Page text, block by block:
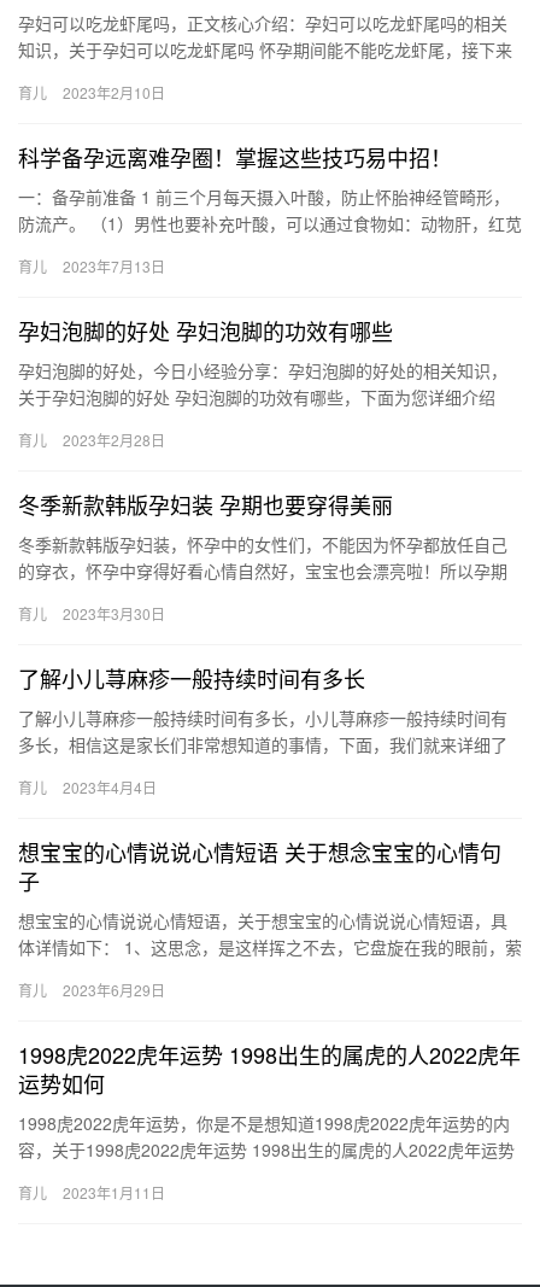
孕妇可以吃龙虾尾吗，正文核心介绍：孕妇可以吃龙虾尾吗的相关
知识，关于孕妇可以吃龙虾尾吗 怀孕期间能不能吃龙虾尾，接下来
妇…
育儿 2023年2月10日
科学备孕远离难孕圈！掌握这些技巧易中招！
一：备孕前准备 1 前三个月每天摄入叶酸，防止怀胎神经管畸形，
防流产。 （1）男性也要补充叶酸，可以通过食物如：动物肝，红苋
育儿 2023年7月13日
孕妇泡脚的好处 孕妇泡脚的功效有哪些
孕妇泡脚的好处，今日小经验分享：孕妇泡脚的好处的相关知识，
关于孕妇泡脚的好处 孕妇泡脚的功效有哪些，下面为您详细介绍
脚…
育儿 2023年2月28日
冬季新款韩版孕妇装 孕期也要穿得美丽
冬季新款韩版孕妇装，怀孕中的女性们，不能因为怀孕都放任自己
的穿衣，怀孕中穿得好看心情自然好，宝宝也会漂亮啦！所以孕期
所…
育儿 2023年3月30日
了解小儿荨麻疹一般持续时间有多长
了解小儿荨麻疹一般持续时间有多长，小儿荨麻疹一般持续时间有
多长，相信这是家长们非常想知道的事情，下面，我们就来详细了
家…
育儿 2023年4月4日
想宝宝的心情说说心情短语 关于想念宝宝的心情句
子
想宝宝的心情说说心情短语，关于想宝宝的心情说说心情短语，具
体详情如下： 1、这思念，是这样挥之不去，它盘旋在我的眼前，萦
育儿 2023年6月29日
1998虎2022虎年运势 1998出生的属虎的人2022虎年
运势如何
1998虎2022虎年运势，你是不是想知道1998虎2022虎年运势的内
容，关于1998虎2022虎年运势 1998出生的属虎的人2022虎年运势
育儿 2023年1月11日